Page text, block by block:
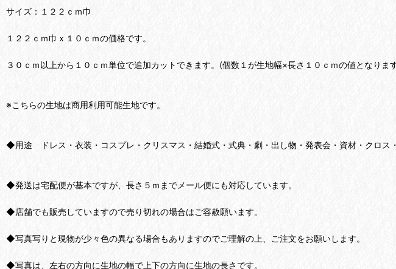
サイズ：１２２ｃｍ巾
１２２ｃｍ巾ｘ１０ｃｍの価格です。
３０ｃｍ以上から１０ｃｍ単位で追加カットできます。(個数１が生地幅×長さ１０ｃｍの値となりま
※こちらの生地は商用利用可能生地です。
◆用途 ドレス・衣装・コスプレ・クリスマス・結婚式・式典・劇・出し物・発表会・資材・クロス
◆発送は宅配便が基本ですが、長さ５ｍまでメール便にも対応しています。
◆店舗でも販売していますので売り切れの場合はご容赦願います。
◆写真写りと現物が少々色の異なる場合もありますのでご理解の上、ご注文をお願いします。
◆写真は、左右の方向に生地の幅で上下の方向に生地の長さです。